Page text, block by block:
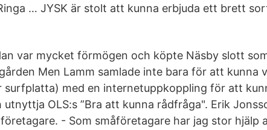
… JYSK är stolt att kunna erbjuda ett brett
var mycket förmögen och köpte Näsby slott
Men Lamm samlade inte bara för att kunna
surfplatta) med en internetuppkoppling för att
utnyttja OLS:s ”Bra att kunna rådfråga". Erik
- Som småföretagare har jag stor hjälp